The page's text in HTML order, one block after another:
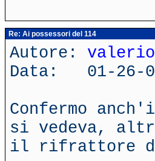
Re: Ai possessori del 114
Autore: valerio
Data: 01-26-
Confermo
si vedeva,
il rifrattore